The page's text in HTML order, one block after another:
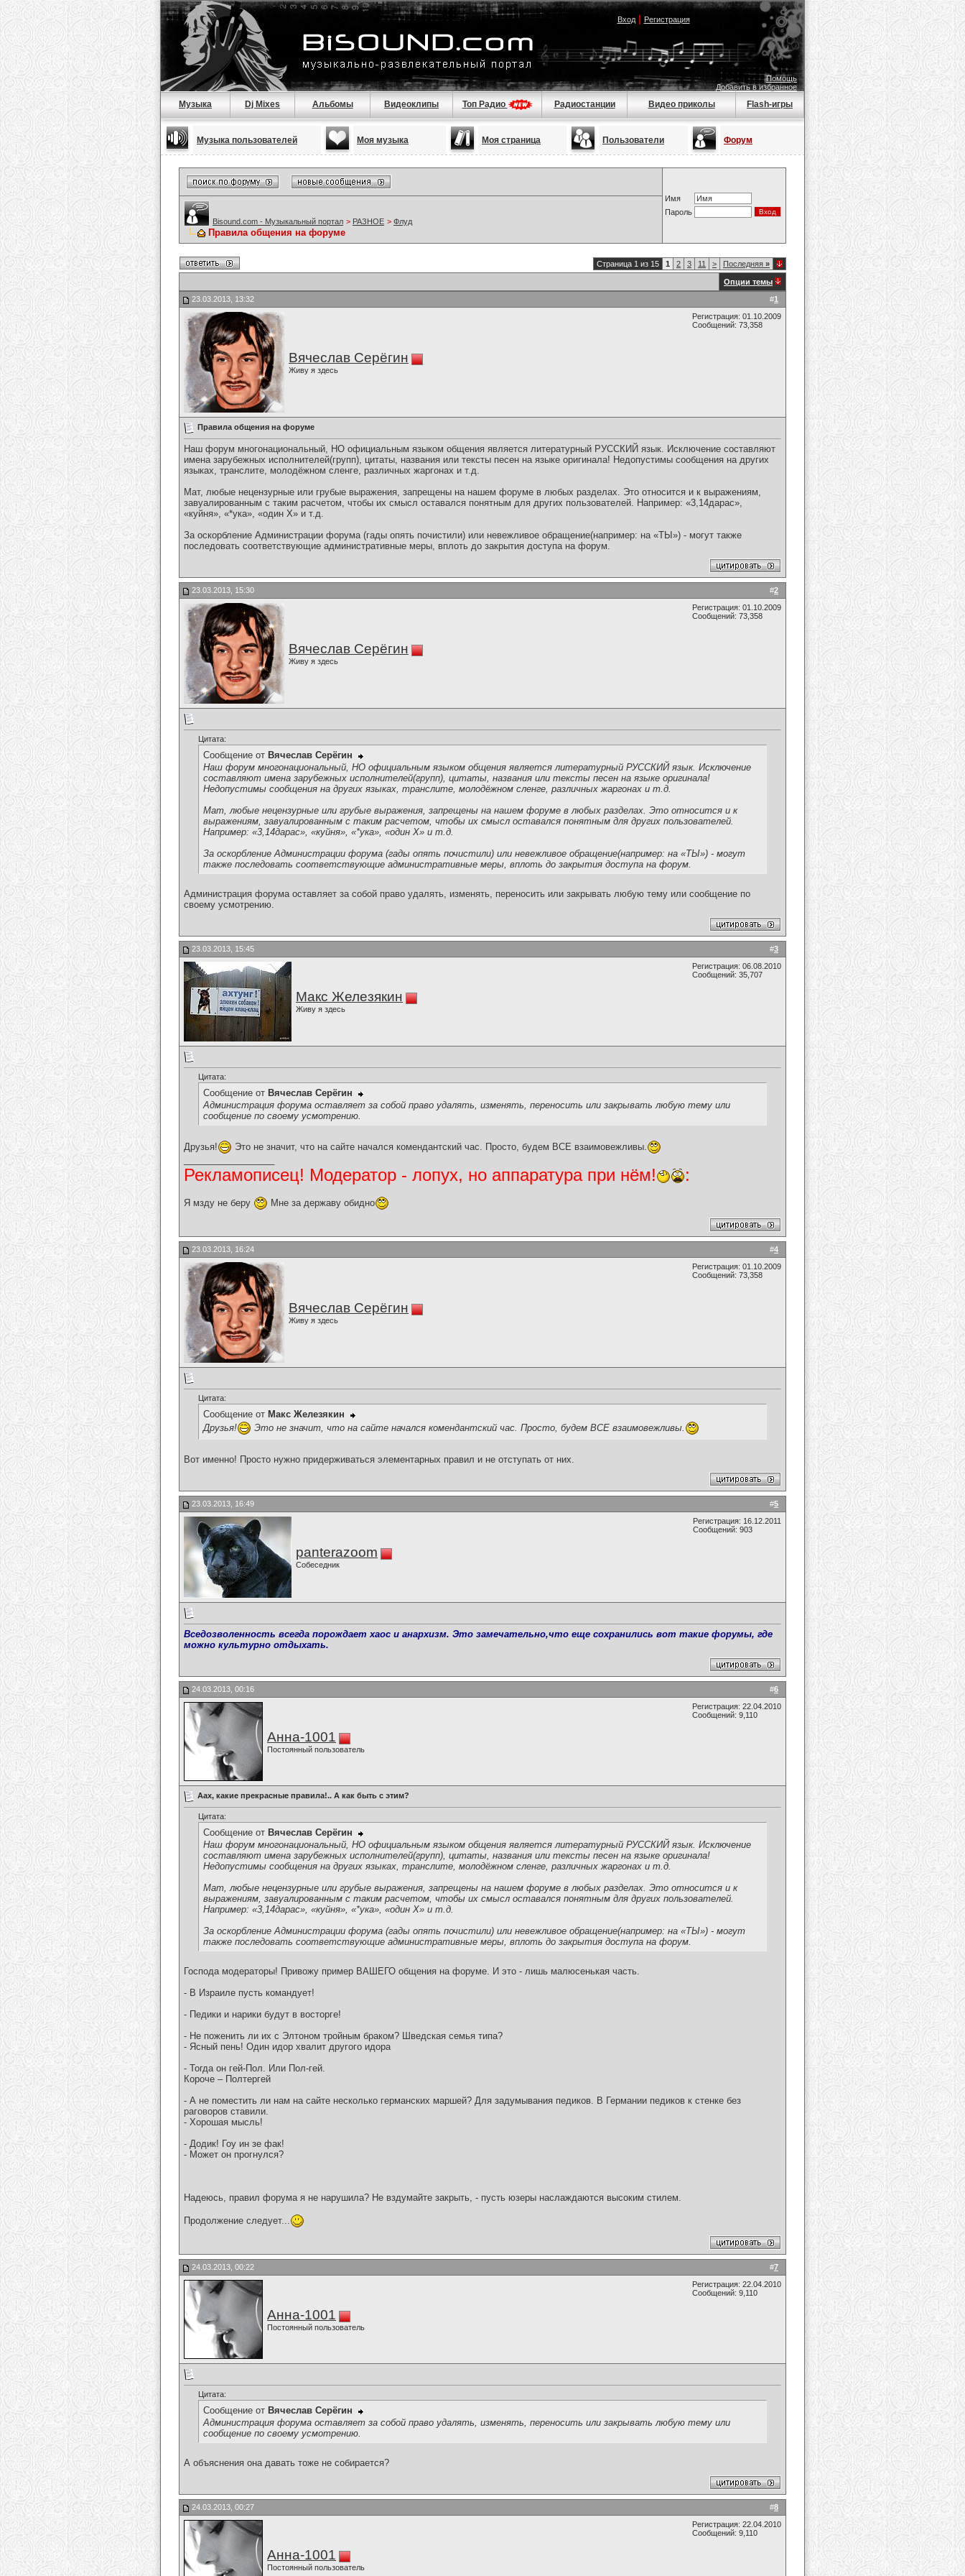
Вход| Регистрация
Помощь
Добавить в избранное
Музыка Dj Mixes Альбомы Видеоклипы Топ Радио Радиостанции Видео приколы Flash-игры
Музыка пользователей Моя музыка Моя страница Пользователи Форум
Имя
Пароль
Bisound.com - Музыкальный портал > РАЗНОЕ > Флуд
Правила общения на форуме
Страница 1 из 15 1 2 3 11 > Последняя »
Опции темы
#1
23.03.2013, 13:32
Вячеслав Серёгин
Живу я здесь
Регистрация: 01.10.2009
Сообщений: 73,358
Правила общения на форуме
Наш форум многонациональный, НО официальным языком общения является литературный РУССКИЙ язык. Исключение составляют
имена зарубежных исполнителей(групп), цитаты, названия или тексты песен на языке оригинала! Недопустимы сообщения на других
языках, транслите, молодёжном сленге, различных жаргонах и т.д.
Мат, любые нецензурные или грубые выражения, запрещены на нашем форуме в любых разделах. Это относится и к выражениям,
завуалированным с таким расчетом, чтобы их смысл оставался понятным для других пользователей. Например: «3,14дарас»,
«куйня», «*ука», «один Х» и т.д.
За оскорбление Администрации форума (гады опять почистили) или невежливое обращение(например: на «ТЫ») - могут также
последовать соответствующие административные меры, вплоть до закрытия доступа на форум.
#2
23.03.2013, 15:30
Вячеслав Серёгин
Живу я здесь
Регистрация: 01.10.2009
Сообщений: 73,358
Цитата:
Сообщение от Вячеслав Серёгин
Наш форум многонациональный, НО официальным языком общения является литературный РУССКИЙ язык. Исключение
составляют имена зарубежных исполнителей(групп), цитаты, названия или тексты песен на языке оригинала!
Недопустимы сообщения на других языках, транслите, молодёжном сленге, различных жаргонах и т.д.
Мат, любые нецензурные или грубые выражения, запрещены на нашем форуме в любых разделах. Это относится и к
выражениям, завуалированным с таким расчетом, чтобы их смысл оставался понятным для других пользователей.
Например: «3,14дарас», «куйня», «*ука», «один Х» и т.д.
За оскорбление Администрации форума (гады опять почистили) или невежливое обращение(например: на «ТЫ») - могут
также последовать соответствующие административные меры, вплоть до закрытия доступа на форум.
Администрация форума оставляет за собой право удалять, изменять, переносить или закрывать любую тему или сообщение по
своему усмотрению.
#3
23.03.2013, 15:45
Макс Железякин
Живу я здесь
Регистрация: 06.08.2010
Сообщений: 35,707
Цитата:
Сообщение от Вячеслав Серёгин
Администрация форума оставляет за собой право удалять, изменять, переносить или закрывать любую тему или
сообщение по своему усмотрению.
Друзья!
Это не значит, что на сайте начался комендантский час. Просто, будем ВСЕ взаимовежливы.
Рекламописец! Модератор - лопух, но аппаратура при нём! :
Я мзду не беру Мне за державу обидно
#4
23.03.2013, 16:24
Вячеслав Серёгин
Живу я здесь
Регистрация: 01.10.2009
Сообщений: 73,358
Цитата:
Сообщение от Макс Железякин
Друзья!
Это не значит, что на сайте начался комендантский час. Просто, будем ВСЕ взаимовежливы.
Вот именно! Просто нужно придерживаться элементарных правил и не отступать от них.
#5
23.03.2013, 16:49
panterazoom
Собеседник
Регистрация: 16.12.2011
Сообщений: 903
Вседозволенность всегда порождает хаос и анархизм. Это замечательно,что еще сохранились вот такие форумы, где
можно культурно отдыхать.
#6
24.03.2013, 00:16
Анна-1001
Постоянный пользователь
Регистрация: 22.04.2010
Сообщений: 9,110
Аах, какие прекрасные правила!.. А как быть с этим?
Цитата:
Сообщение от Вячеслав Серёгин
Наш форум многонациональный, НО официальным языком общения является литературный РУССКИЙ язык. Исключение
составляют имена зарубежных исполнителей(групп), цитаты, названия или тексты песен на языке оригинала!
Недопустимы сообщения на других языках, транслите, молодёжном сленге, различных жаргонах и т.д.
Мат, любые нецензурные или грубые выражения, запрещены на нашем форуме в любых разделах. Это относится и к
выражениям, завуалированным с таким расчетом, чтобы их смысл оставался понятным для других пользователей.
Например: «3,14дарас», «куйня», «*ука», «один Х» и т.д.
За оскорбление Администрации форума (гады опять почистили) или невежливое обращение(например: на «ТЫ») - могут
также последовать соответствующие административные меры, вплоть до закрытия доступа на форум.
Господа модераторы! Привожу пример ВАШЕГО общения на форуме. И это - лишь малюсенькая часть.
- В Израиле пусть командует!
- Педики и нарики будут в восторге!
- Не поженить ли их с Элтоном тройным браком? Шведская семья типа?
- Ясный пень! Один идор хвалит другого идора
- Тогда он гей-Пол. Или Пол-гей.
Короче – Полтергей
- А не поместить ли нам на сайте несколько германских маршей? Для задумывания педиков. В Германии педиков к стенке без
раговоров ставили.
- Хорошая мысль!
- Додик! Гоу ин зе фак!
- Может он прогнулся?
Надеюсь, правил форума я не нарушила? Не вздумайте закрыть, - пусть юзеры наслаждаются высоким стилем.
Продолжение следует...
#7
24.03.2013, 00:22
Анна-1001
Постоянный пользователь
Регистрация: 22.04.2010
Сообщений: 9,110
Цитата:
Сообщение от Вячеслав Серёгин
Администрация форума оставляет за собой право удалять, изменять, переносить или закрывать любую тему или
сообщение по своему усмотрению.
А объяснения она давать тоже не собирается?
#8
24.03.2013, 00:27
Анна-1001
Постоянный пользователь
Регистрация: 22.04.2010
Сообщений: 9,110